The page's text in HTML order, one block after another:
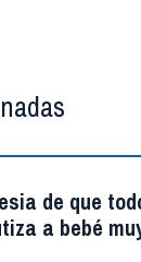
de que
a bebé